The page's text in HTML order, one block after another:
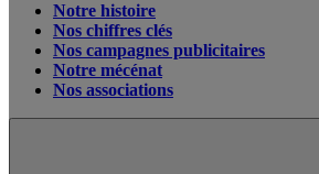
Notre histoire
Nos chiffres clés
Nos campagnes publicitaires
Notre mécénat
Nos associations